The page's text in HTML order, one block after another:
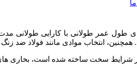
طول عمر طولانی با کارایی طولانی
آلیاژهای اینکونل، بخاری را برای گرم شدن فرآیند با درجه حرارت بالا مناسب می کند.
شرایط سخت ساخته شده است، بخاری های